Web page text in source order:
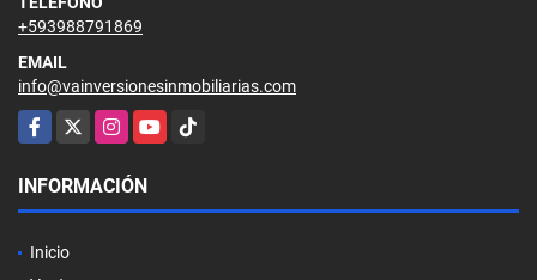
+593988791869
EMAIL
info@vainversionesinmobiliarias.com
Facebook
X InstagramYouTubeTikTok
INFORMACIÓN
Inicio